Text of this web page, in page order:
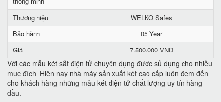
Thương hiệu
WELKO Safes
Bảo hành
05 Year
Giá
7.500.000 VNĐ
Với các mẫu két sắt điện tử chuyên dụng được sủ dụng cho nhiều
mục đích. Hiện nay nhà máy sản xuất két cao cấp luôn đem đến
cho khách hàng những mẫu két điện tử chất lượng uy tín hàng
đầu.